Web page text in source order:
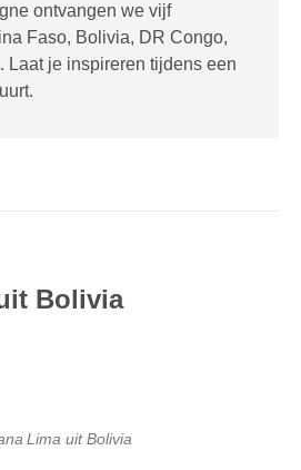
ontvangen we vijf
Faso, Bolivia, DR Congo,
Laat je inspireren tijdens een
Bolivia
Lima uit Bolivia